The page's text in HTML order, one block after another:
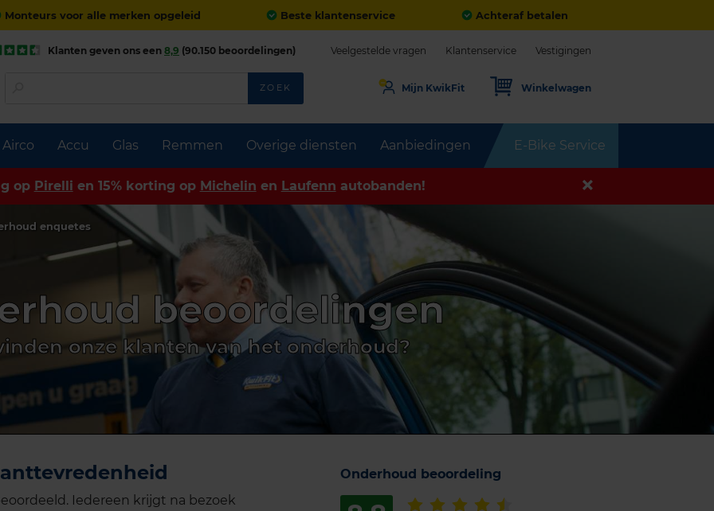
Monteurs voor alle merken opgeleid Beste klantenservice Achteraf betalen
Airco Accu Glas Remmen Overige diensten Aanbiedingen E-Bike Service
Klanten geven ons een 8,9 (90.150 beoordelingen) Veelgestelde vragen Klantenservice Vestigingen
ZOEK Mijn KwikFit Winkelwagen
op Pirelli en 15% korting op Michelin en Laufenn autobanden!
enquetes
beoordelingen
onze klanten van het onderhoud?
Iedereen krijgt na bezoek
Onderhoud beoordeling